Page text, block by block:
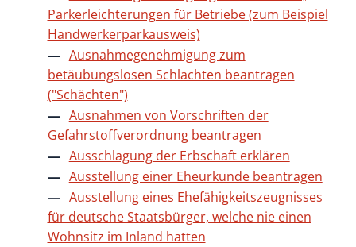
Parkerleichterungen für Betriebe (zum Beispiel
Handwerkerparkausweis)
Ausnahmegenehmigung zum
betäubungslosen Schlachten beantragen
("Schächten")
Ausnahmen von Vorschriften der
Gefahrstoffverordnung beantragen
Ausschlagung der Erbschaft erklären
Ausstellung einer Eheurkunde beantragen
Ausstellung eines Ehefähigkeitszeugnisses
für deutsche Staatsbürger, welche nie einen
Wohnsitz im Inland hatten